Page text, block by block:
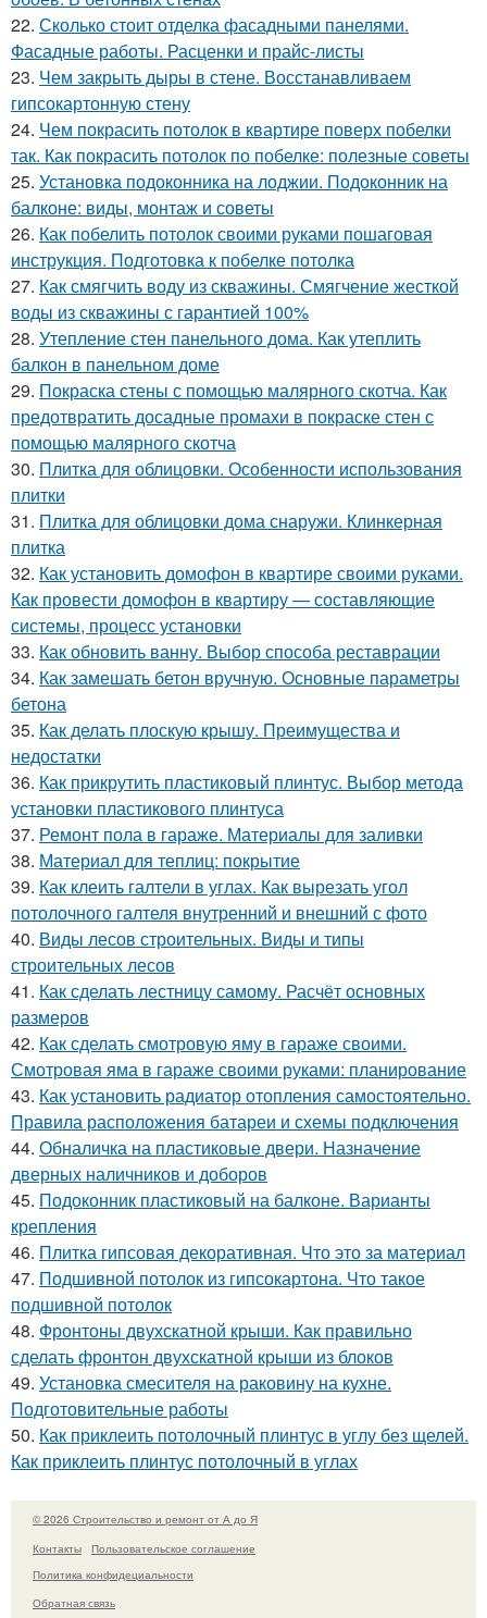
22. Сколько стоит отделка фасадными панелями.
Фасадные работы. Расценки и прайс-листы
23. Чем закрыть дыры в стене. Восстанавливаем
гипсокартонную стену
24. Чем покрасить потолок в квартире поверх побелки
так. Как покрасить потолок по побелке: полезные советы
25. Установка подоконника на лоджии. Подоконник на
балконе: виды, монтаж и советы
26. Как побелить потолок своими руками пошаговая
инструкция. Подготовка к побелке потолка
27. Как смягчить воду из скважины. Смягчение жесткой
воды из скважины с гарантией 100%
28. Утепление стен панельного дома. Как утеплить
балкон в панельном доме
29. Покраска стены с помощью малярного скотча. Как
предотвратить досадные промахи в покраске стен с
помощью малярного скотча
30. Плитка для облицовки. Особенности использования
плитки
31. Плитка для облицовки дома снаружи. Клинкерная
плитка
32. Как установить домофон в квартире своими руками.
Как провести домофон в квартиру — составляющие
системы, процесс установки
33. Как обновить ванну. Выбор способа реставрации
34. Как замешать бетон вручную. Основные параметры
бетона
35. Как делать плоскую крышу. Преимущества и
недостатки
36. Как прикрутить пластиковый плинтус. Выбор метода
установки пластикового плинтуса
37. Ремонт пола в гараже. Материалы для заливки
38. Материал для теплиц: покрытие
39. Как клеить галтели в углах. Как вырезать угол
потолочного галтеля внутренний и внешний с фото
40. Виды лесов строительных. Виды и типы
строительных лесов
41. Как сделать лестницу самому. Расчёт основных
размеров
42. Как сделать смотровую яму в гараже своими.
Смотровая яма в гараже своими руками: планирование
43. Как установить радиатор отопления самостоятельно.
Правила расположения батареи и схемы подключения
44. Обналичка на пластиковые двери. Назначение
дверных наличников и доборов
45. Подоконник пластиковый на балконе. Варианты
крепления
46. Плитка гипсовая декоративная. Что это за материал
47. Подшивной потолок из гипсокартона. Что такое
подшивной потолок
48. Фронтоны двухскатной крыши. Как правильно
сделать фронтон двухскатной крыши из блоков
49. Установка смесителя на раковину на кухне.
Подготовительные работы
50. Как приклеить потолочный плинтус в углу без щелей.
Как приклеить плинтус потолочный в углах
© 2026 Строительство и ремонт от А до Я
Контакты
Пользовательское соглашение
Политика конфидециальности
Обратная связь